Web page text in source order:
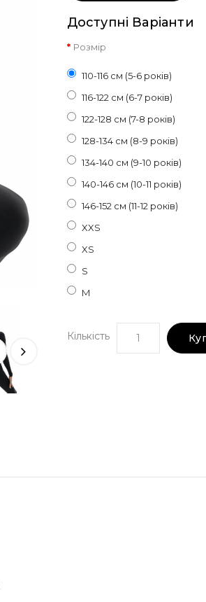
Доступні Варіанти
Розмір
110-116 см (5-6 років)
116-122 см (6-7 років)
122-128 см (7-8 років)
128-134 см (8-9 років)
134-140 см (9-10 років)
140-146 см (10-11 років)
146-152 см (11-12 років)
XXS
XS
S
M
Кількість